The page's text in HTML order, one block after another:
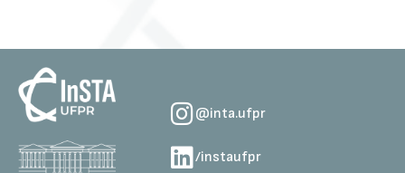
@inta.ufpr
/instaufpr